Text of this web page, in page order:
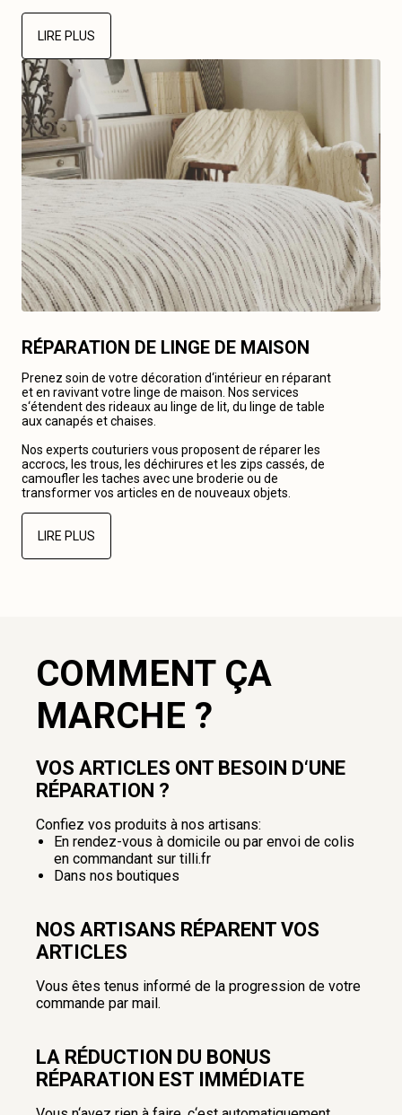
LIRE PLUS
RÉPARATION DE LINGE DE MAISON
Prenez soin de votre décoration d‘intérieur en réparant
et en ravivant votre linge de maison. Nos services
s‘étendent des rideaux au linge de lit, du linge de table
aux canapés et chaises.
Nos experts couturiers vous proposent de réparer les
accrocs, les trous, les déchirures et les zips cassés, de
camoufler les taches avec une broderie ou de
transformer vos articles en de nouveaux objets.
LIRE PLUS
COMMENT ÇA
MARCHE ?
VOS ARTICLES ONT BESOIN D‘UNE
RÉPARATION ?
Confiez vos produits à nos artisans:
En rendez-vous à domicile ou par envoi de colis
en commandant sur tilli.fr
Dans nos boutiques
NOS ARTISANS RÉPARENT VOS
ARTICLES
Vous êtes tenus informé de la progression de votre
commande par mail.
LA RÉDUCTION DU BONUS
RÉPARATION EST IMMÉDIATE